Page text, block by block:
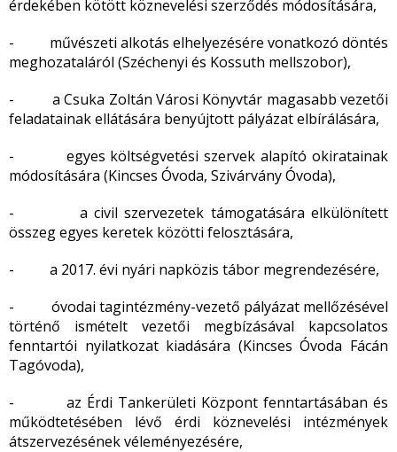
érdekében kötött köznevelési szerződés módosítására,
- művészeti alkotás elhelyezésére vonatkozó döntés
meghozataláról (Széchenyi és Kossuth mellszobor),
- a Csuka Zoltán Városi Könyvtár magasabb vezetői
feladatainak ellátására benyújtott pályázat elbírálására,
- egyes költségvetési szervek alapító okiratainak
módosítására (Kincses Óvoda, Szivárvány Óvoda),
- a civil szervezetek támogatására elkülönített
összeg egyes keretek közötti felosztására,
- a 2017. évi nyári napközis tábor megrendezésére,
- óvodai tagintézmény-vezető pályázat mellőzésével
történő ismételt vezetői megbízásával kapcsolatos
fenntartói nyilatkozat kiadására (Kincses Óvoda Fácán
Tagóvoda),
- az Érdi Tankerületi Központ fenntartásában és
működtetésében lévő érdi köznevelési intézmények
átszervezésének véleményezésére,